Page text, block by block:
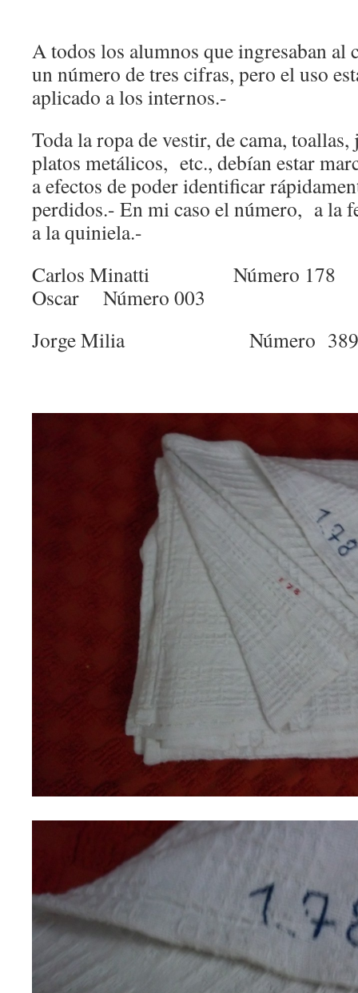
A todos los alumnos que ingresaban al
un número de tres cifras, pero el uso
aplicado a los internos.-
Toda la ropa de vestir, de cama,
platos metálicos, etc., debían estar
a efectos de poder identificar
perdidos.- En mi caso el número, a la
a la quiniela.-
Carlos Minatti Número
Oscar Número 003
Jorge Milia Número 389